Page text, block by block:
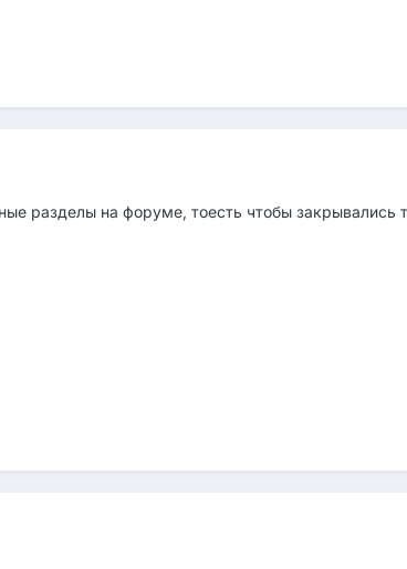
разделы на форуме, тоесть чтобы